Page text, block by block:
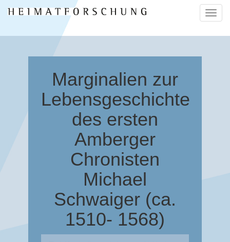
ein-/
Marginalien zur
Lebensgeschichte
des ersten
Amberger
Chronisten
Michael
Schwaiger (ca.
1510- 1568)